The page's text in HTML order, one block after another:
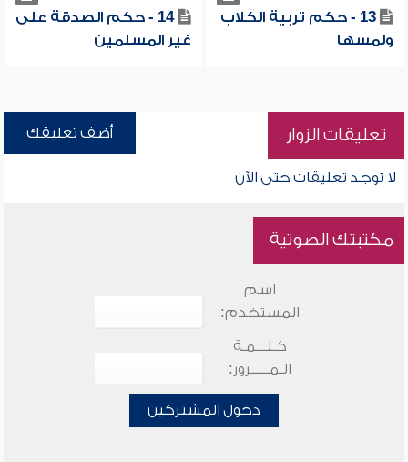
13 - حكم تربية الكلاب
ولمسها
14 - حكم الصدقة على
غير المسلمين
تعليقات الزوار أضف تعليقك
لا توجد تعليقات حتى الآن
مكتبتك الصوتية
اسم
المستخدم:
كـلـــمـة
الـمـــــرور:
دخول المشتركين